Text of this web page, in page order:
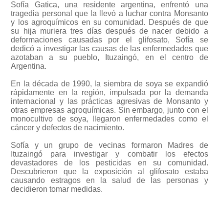
Sofía Gatica, una residente argentina, enfrentó una
tragedia personal que la llevó a luchar contra Monsanto
y los agroquímicos en su comunidad. Después de que
su hija muriera tres días después de nacer debido a
deformaciones causadas por el glifosato, Sofía se
dedicó a investigar las causas de las enfermedades que
azotaban a su pueblo, Ituzaingó, en el centro de
Argentina.
En la década de 1990, la siembra de soya se expandió
rápidamente en la región, impulsada por la demanda
internacional y las prácticas agresivas de Monsanto y
otras empresas agroquímicas. Sin embargo, junto con el
monocultivo de soya, llegaron enfermedades como el
cáncer y defectos de nacimiento.
Sofía y un grupo de vecinas formaron Madres de
Ituzaingó para investigar y combatir los efectos
devastadores de los pesticidas en su comunidad.
Descubrieron que la exposición al glifosato estaba
causando estragos en la salud de las personas y
decidieron tomar medidas.